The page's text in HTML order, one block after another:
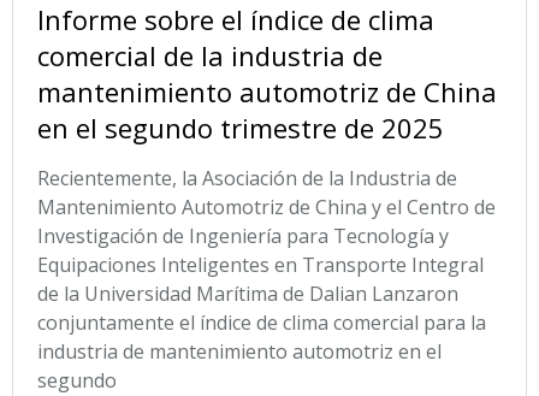
Informe sobre el índice de clima
comercial de la industria de
mantenimiento automotriz de China
en el segundo trimestre de 2025
Recientemente, la Asociación de la Industria de
Mantenimiento Automotriz de China y el Centro de
Investigación de Ingeniería para Tecnología y
Equipaciones Inteligentes en Transporte Integral
de la Universidad Marítima de Dalian Lanzaron
conjuntamente el índice de clima comercial para la
industria de mantenimiento automotriz en el
segundo